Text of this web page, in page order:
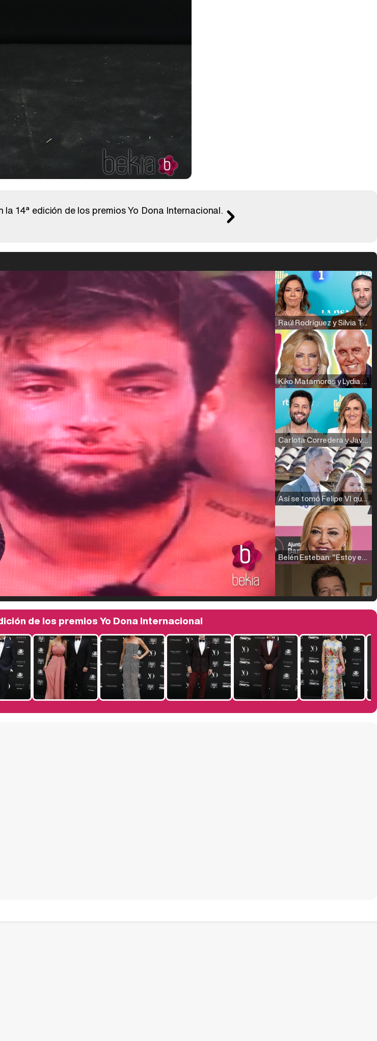
14ª edición de los premios Yo Dona Internacional.
Raúl Rodríguez y Silvia Taulés nos cuentan su papel en 'La familia de la tele'
Kiko Matamoros y Lydia Lozano: "Nuestro público es de todas las edades y RTVE tiene un público muy pegado a las novelas, al que tenemos que captar"
Carlota Corredera y Javier de Hoyos: "La tele tiene que representar al público también y aquí están todos los perfiles posibles&quo;
Así se tomó Felipe VI que la Infanta Sofía no quisiera recibir formación militar
Belén Esteban: "Estoy emocionada, muy contenta y muy feliz por llegar a RTVE"
de los premios Yo Dona Internacional